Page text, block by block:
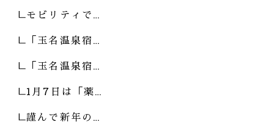
モビリティで…
「玉名温泉宿…
「玉名温泉宿…
1月7日は「薬…
謹んで新年の…